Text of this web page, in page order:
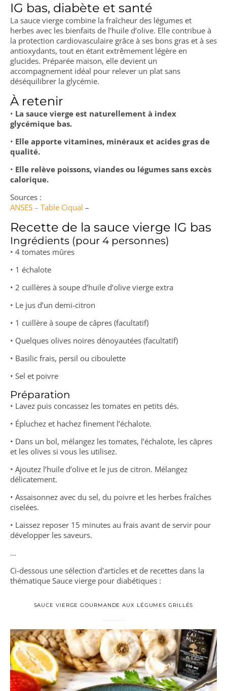
IG bas, diabète et santé
La sauce vierge combine la fraîcheur des légumes et
herbes avec les bienfaits de l’huile d’olive. Elle contribue à
la protection cardiovasculaire grâce à ses bons gras et à ses
antioxydants, tout en étant extrêmement légère en
glucides. Préparée maison, elle devient un
accompagnement idéal pour relever un plat sans
déséquilibrer la glycémie.
À retenir
• La sauce vierge est naturellement à index
glycémique bas.
• Elle apporte vitamines, minéraux et acides gras de
qualité.
• Elle relève poissons, viandes ou légumes sans excès
calorique.
Sources :
ANSES – Table Ciqual –
Recette de la sauce vierge IG bas
Ingrédients (pour 4 personnes)
• 4 tomates mûres
• 1 échalote
• 2 cuillères à soupe d’huile d’olive vierge extra
• Le jus d’un demi-citron
• 1 cuillère à soupe de câpres (facultatif)
• Quelques olives noires dénoyautées (facultatif)
• Basilic frais, persil ou ciboulette
• Sel et poivre
Préparation
• Lavez puis concassez les tomates en petits dés.
• Épluchez et hachez finement l’échalote.
• Dans un bol, mélangez les tomates, l’échalote, les câpres
et les olives si vous les utilisez.
• Ajoutez l’huile d’olive et le jus de citron. Mélangez
délicatement.
• Assaisonnez avec du sel, du poivre et les herbes fraîches
ciselées.
• Laissez reposer 15 minutes au frais avant de servir pour
développer les saveurs.
…
Ci-dessous une sélection d'articles et de recettes dans la
thématique Sauce vierge pour diabétiques :
SAUCE VIERGE GOURMANDE AUX LÉGUMES GRILLÉS